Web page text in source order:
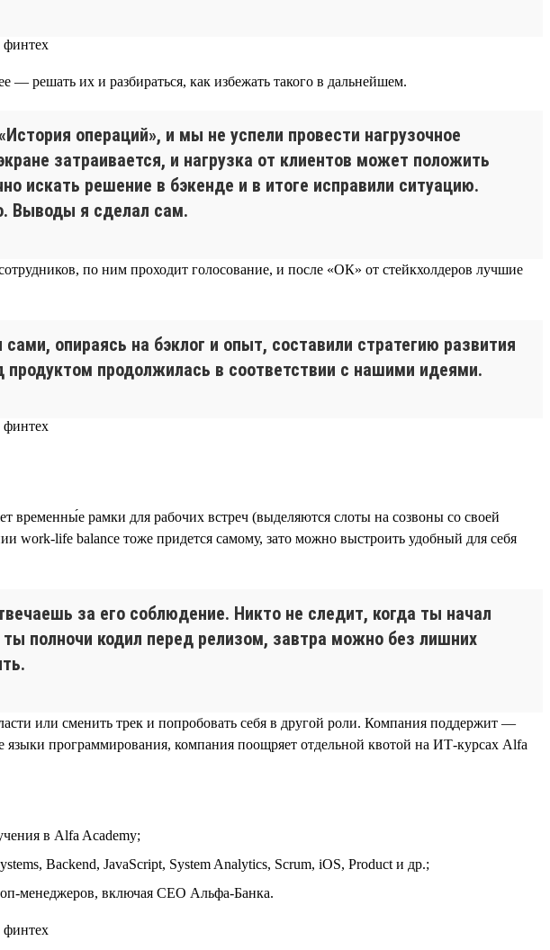
решать их и разбираться, как избежать такого в дальнейшем.
операций», и мы не успели провести нагрузочное
затраивается, и нагрузка от клиентов может положить
искать решение в бэкенде и в итоге исправили ситуацию.
Выводы я сделал сам.
по ним проходит голосование, и после «ОК» от стейкхолдеров лучшие
опираясь на бэклог и опыт, составили стратегию развития
продуктом продолжилась в соответствии с нашими идеями.
рамки для рабочих встреч (выделяются слоты на созвоны со своей
work-life balance тоже придется самому, зато можно выстроить удобный для себя
за его соблюдение. Никто не следит, когда ты начал
полночи кодил перед релизом, завтра можно без лишних
или сменить трек и попробовать себя в другой роли. Компания поддержит —
программирования, компания поощряет отдельной квотой на ИТ-курсах Alfa
в Alfa Academy;
Backend, JavaScript, System Analytics, Scrum, iOS, Product и др.;
менеджеров, включая CEO Альфа-Банка.